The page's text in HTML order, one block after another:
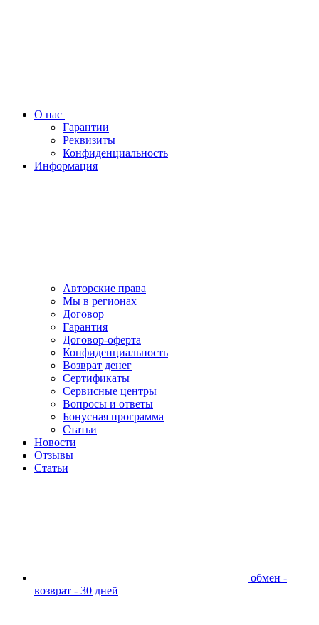
О нас
Гарантии
Реквизиты
Конфиденциальность
Информация
Авторские права
Мы в регионах
Договор
Гарантия
Договор-оферта
Конфиденциальность
Возврат денег
Сертификаты
Сервисные центры
Вопросы и ответы
Бонусная программа
Статьи
Новости
Отзывы
Статьи
обмен -
возврат - 30 дней